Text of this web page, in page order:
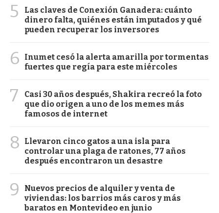
5
Las claves de Conexión Ganadera: cuánto
dinero falta, quiénes están imputados y qué
pueden recuperar los inversores
6
Inumet cesó la alerta amarilla por tormentas
fuertes que regía para este miércoles
7
Casi 30 años después, Shakira recreó la foto
que dio origen a uno de los memes más
famosos de internet
8
Llevaron cinco gatos a una isla para
controlar una plaga de ratones, 77 años
después encontraron un desastre
9
Nuevos precios de alquiler y venta de
viviendas: los barrios más caros y más
baratos en Montevideo en junio